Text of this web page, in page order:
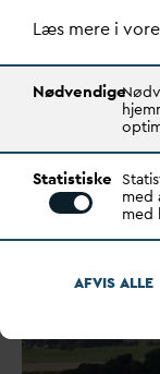
DANVA ad
EU’s
Det udvidede
producenter af
regni…
Læs mere i
Nødvendige
Statistiske
med
med
AFVIS ALLE